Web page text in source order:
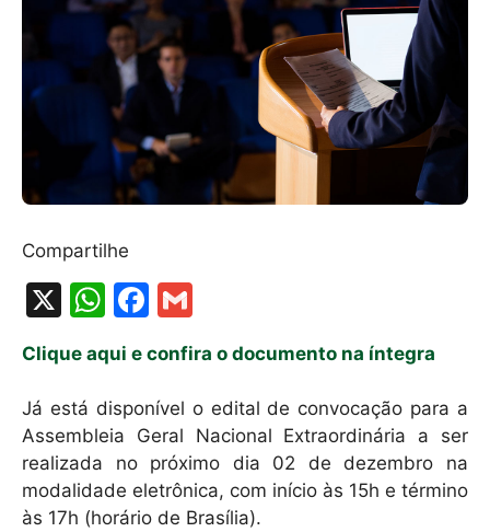
Compartilhe
X
W
h
at
s
A
p
p
F
c
e
b
o
o
ai
l
Clique aqui e confira o documento na íntegra
Já está disponível o edital de convocação para a
Assembleia Geral Nacional Extraordinária a ser
realizada no próximo dia 02 de dezembro na
modalidade eletrônica, com início às 15h e término
às 17h (horário de Brasília).